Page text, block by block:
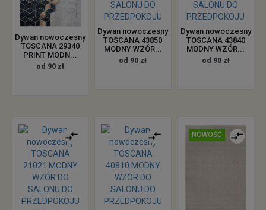
Dywan nowoczesny
TOSCANA 29340
PRINT MODN...
od 90 zł
Dywan nowoczesny
TOSCANA 43850
MODNY WZÓR...
od 90 zł
Dywan nowoczesny
TOSCANA 43840
MODNY WZÓR...
od 90 zł
NOWOŚĆ